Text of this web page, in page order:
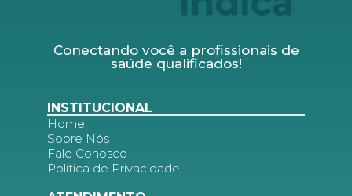
Conectando você a profissionais de
saúde qualificados!
INSTITUCIONAL
Home
Sobre Nós
Fale Conosco
Política de Privacidade